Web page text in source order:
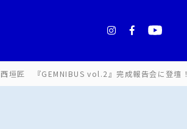
西垣匠 『GEMNIBUS vol.2』完成報告会に登壇！